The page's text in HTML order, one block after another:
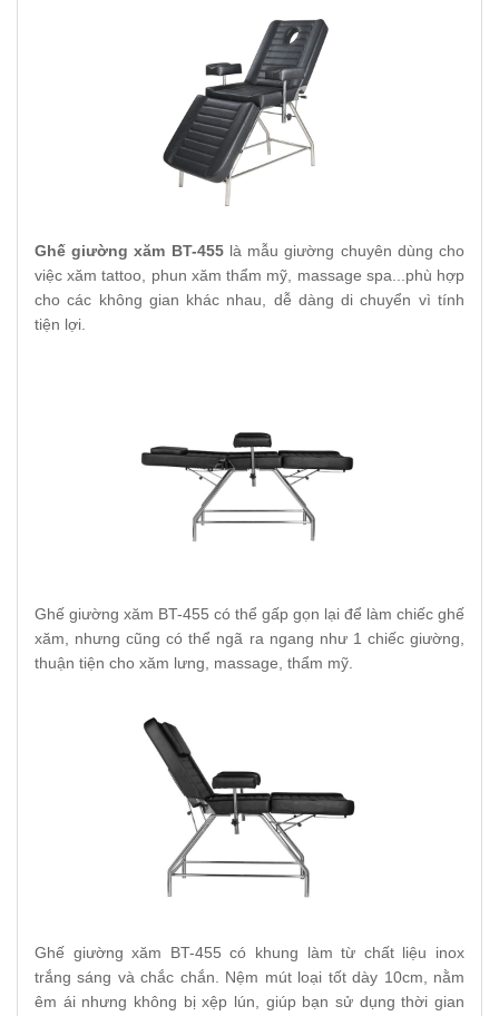
Ghế giường xăm BT-455là mẫu giường chuyên dùng cho
việc xăm tattoo, phun xăm thẩm mỹ, massage spa...phù hợp
cho các không gian khác nhau, dễ dàng di chuyển vì tính
tiện lợi.
Ghế giường xăm BT-455 có thể gấp gọn lại để làm chiếc ghế
xăm, nhưng cũng có thể ngã ra ngang như 1 chiếc giường,
thuận tiện cho xăm lưng, massage, thẩm mỹ.
Ghế giường xăm BT-455 có khung làm từ chất liệu inox
trắng sáng và chắc chắn. Nệm mút loại tốt dày 10cm, nằm
êm ái nhưng không bị xệp lún, giúp bạn sử dụng thời gian